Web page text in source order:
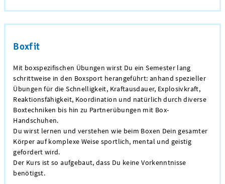
Boxfit
Mit boxspezifischen Übungen wirst Du ein Semester lang
schrittweise in den Boxsport herangeführt: anhand spezieller
Übungen für die Schnelligkeit, Kraftausdauer, Explosivkraft,
Reaktionsfähigkeit, Koordination und natürlich durch diverse
Boxtechniken bis hin zu Partnerübungen mit Box-
Handschuhen.
Du wirst lernen und verstehen wie beim Boxen Dein gesamter
Körper auf komplexe Weise sportlich, mental und geistig
gefordert wird.
Der Kurs ist so aufgebaut, dass Du keine Vorkenntnisse
benötigst.